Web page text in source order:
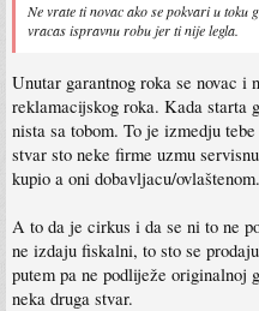
Ne vrate ti novac ako se pokvari u toku
vracas ispravnu robu jer ti nije legla.
Unutar garantnog roka se novac i
reklamacijskog roka. Kada starta
nista sa tobom. To je izmedju
stvar sto neke firme uzmu
kupio a oni dobavljacu/ovlaštenom.
A to da je cirkus i da se ni to ne
ne izdaju fiskalni, to sto se
putem pa ne podliježe originalnoj
neka druga stvar.